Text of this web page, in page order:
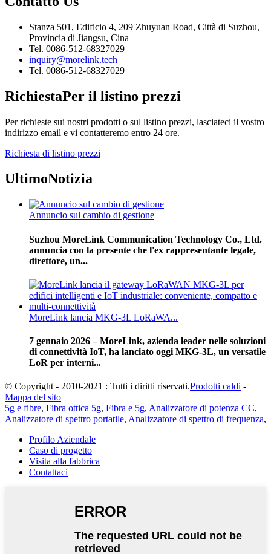
Stanza 501, Edificio 4, 209 Zhuyuan Road, Città di Suzhou,
Provincia di Jiangsu, Cina
Tel. 0086-512-68327029
inquiry@morelink.tech
Tel. 0086-512-68327029
RichiestaPer il listino prezzi
Per richieste sui nostri prodotti o sul listino prezzi, lasciateci il vostro
indirizzo email e vi contatteremo entro 24 ore.
Richiesta di listino prezzi
UltimoNotizia
Annuncio sul cambio di gestione
Suzhou MoreLink Communication Technology Co., Ltd.
annuncia con la presente che l'ex rappresentante legale,
direttore, un...
MoreLink lancia MKG-3L LoRaWA...
7 gennaio 2026 – MoreLink, azienda leader nelle soluzioni
di connettività IoT, ha lanciato oggi MKG-3L, un versatile
LoR per interni...
© Copyright - 2010-2021 : Tutti i diritti riservati.Prodotti caldi -
Mappa del sito
5g e fibre, Fibra ottica 5g, Fibra e 5g, Analizzatore di potenza CC,
Analizzatore di spettro portatile, Analizzatore di spettro di frequenza,
Profilo Aziendale
Caso di progetto
Visita alla fabbrica
Contattaci